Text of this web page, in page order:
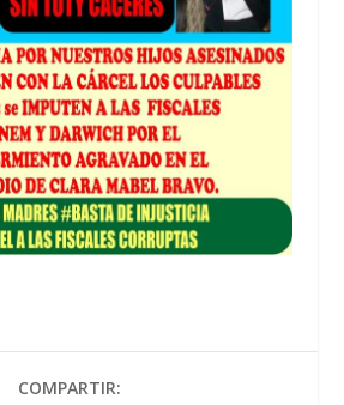
COMPARTIR: